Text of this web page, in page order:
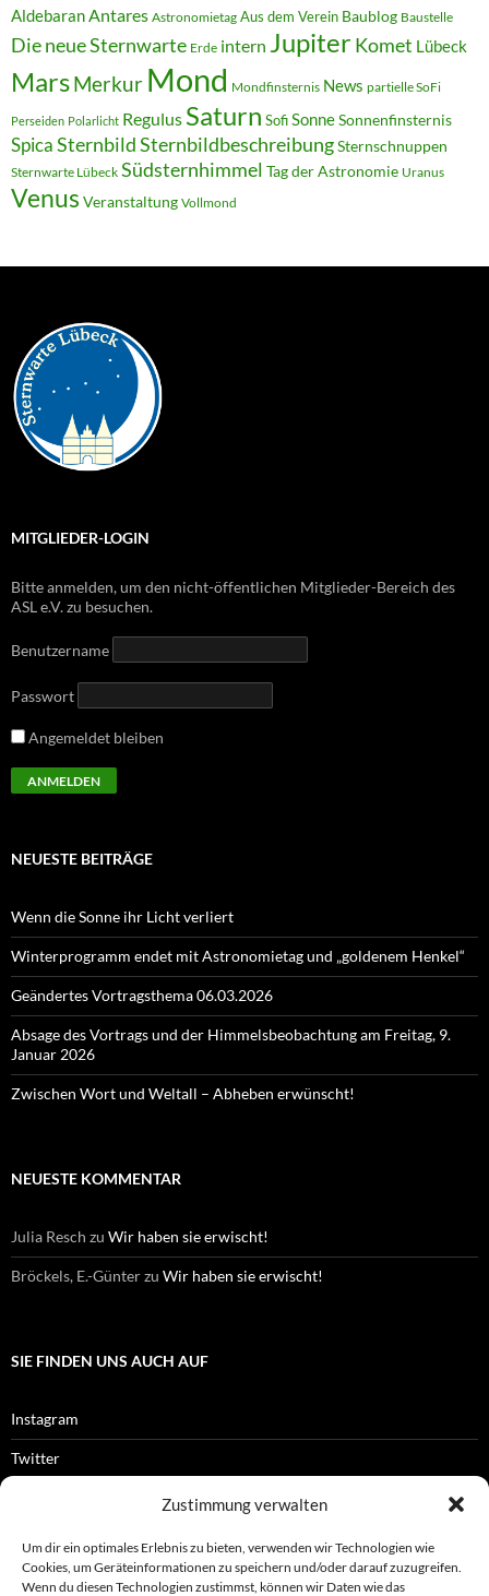
Zustimmung verwalten
Um dir ein optimales Erlebnis zu bieten, verwenden wir Technologien wie
Cookies, um Geräteinformationen zu speichern und/oder darauf zuzugreifen.
Wenn du diesen Technologien zustimmst, können wir Daten wie das
Aldebaran Antares Astronomietag Aus dem Verein Baublog Baustelle
Die neue Sternwarte Erde intern Jupiter Komet Lübeck
MarsMerkur Mond Mondfinsternis News partielle SoFi
Perseiden Polarlicht Regulus Saturn Sofi SonneSonnenfinsternis
Spica SternbildSternbildbeschreibungSternschnuppen
Sternwarte Lübeck Südsternhimmel Tag der Astronomie Uranus
Venus Veranstaltung Vollmond
MITGLIEDER-LOGIN
Bitte anmelden, um den nicht-öffentlichen Mitglieder-Bereich des
ASL e.V. zu besuchen.
Benutzername
Passwort
Angemeldet bleiben
NEUESTE BEITRÄGE
Wenn die Sonne ihr Licht verliert
Winterprogramm endet mit Astronomietag und „goldenem Henkel“
Geändertes Vortragsthema 06.03.2026
Absage des Vortrags und der Himmelsbeobachtung am Freitag, 9.
Januar 2026
Zwischen Wort und Weltall – Abheben erwünscht!
NEUESTE KOMMENTAR
Julia Resch zu Wir haben sie erwischt!
Bröckels, E.-Günterzu Wir haben sie erwischt!
SIE FINDEN UNS AUCH AUF
Instagram
Twitter